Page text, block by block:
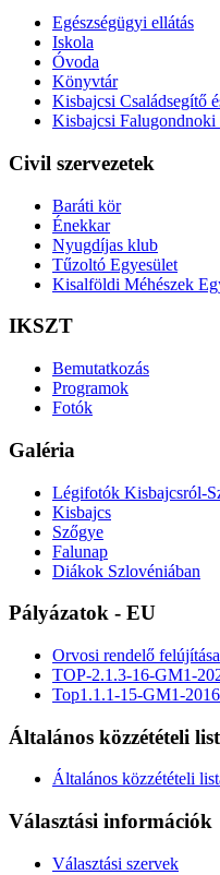
Egészségügyi ellátás
Iskola
Óvoda
Könyvtár
Kisbajcsi Családsegítő
Kisbajcsi Falugondnoki
Civil szervezetek
Baráti kör
Énekkar
Nyugdíjas klub
Tűzoltó Egyesület
Kisalföldi Méhészek
IKSZT
Bemutatkozás
Programok
Fotók
Galéria
Légifotók Kisbajcsról-
Kisbajcs
Szőgye
Falunap
Diákok Szlovéniában
Pályázatok - EU
Orvosi rendelő felújítása
TOP-2.1.3-16-GM1-
Top1.1.1-15-GM1-
Általános közzétételi
Általános közzétételi
Választási információk
Választási szervek